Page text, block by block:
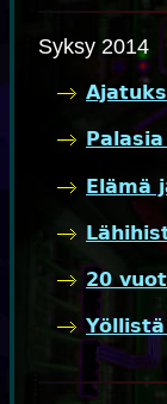
Syksy 2014
Elämä
20